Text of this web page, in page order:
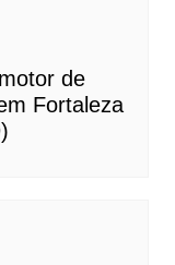
de
Fortaleza